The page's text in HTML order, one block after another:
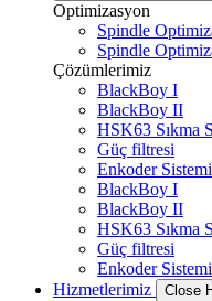
Optimizasyon
Spindle
Spindle
Çözümlerimiz
BlackBoy I
BlackBoy II
HSK63 Sıkma
Güç filtresi
Enkoder Sistemi
BlackBoy I
BlackBoy II
HSK63 Sıkma
Güç filtresi
Enkoder Sistemi
Hizmetlerimiz
Close